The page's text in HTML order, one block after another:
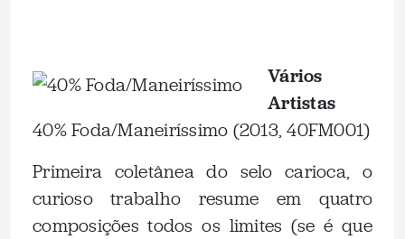
Vários
Artistas
40% Foda/Maneiríssimo (2013, 40FM001)
Primeira coletânea do selo carioca, o
curioso trabalho resume em quatro
composições todos os limites (se é que